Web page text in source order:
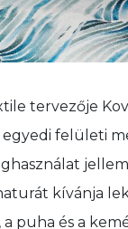
tervezője
felületi
kívánja
a puha és a